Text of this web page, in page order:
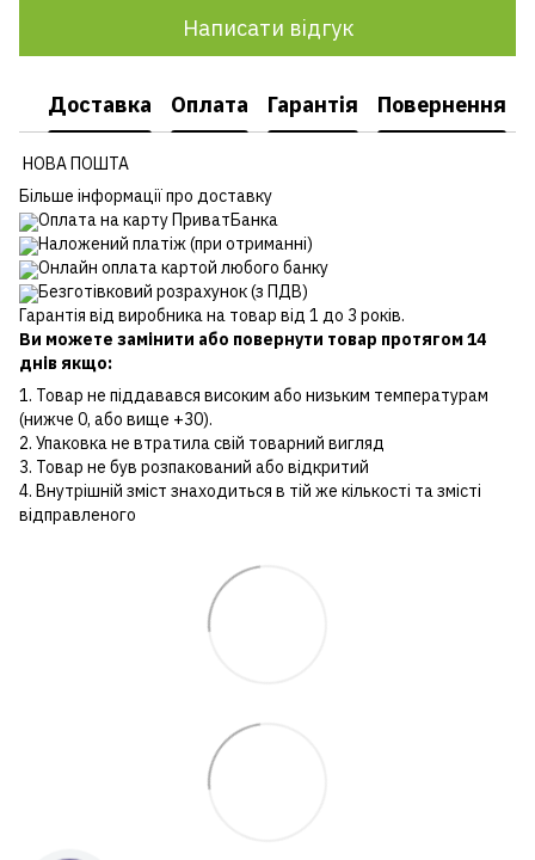
Написати відгук
Доставка Оплата Гарантія Повернення
НОВА ПОШТА
Більше інформації про доставку
Оплата на карту ПриватБанка
Наложений платіж (при отриманні)
Онлайн оплата картой любого банку
Безготівковий розрахунок (з ПДВ)
Гарантія від виробника на товар від 1 до 3 років.
Ви можете замінити або повернути товар протягом 14
днів якщо:
1. Товар не піддавався високим або низьким температурам
(нижче 0, або вище +30).
2. Упаковка не втратила свій товарний вигляд
3. Товар не був розпакований або відкритий
4. Внутрішній зміст знаходиться в тій же кількості та змісті
відправленого